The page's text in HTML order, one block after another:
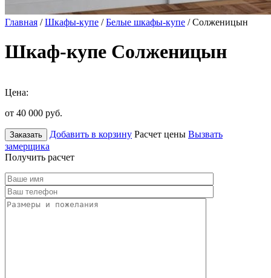
Главная /Шкафы-купе /Белые шкафы-купе / Солженицын
Шкаф-купе Солженицын
Цена:
от 40 000 руб.
Заказать Добавить в корзину Расчет цены Вызвать
замерщика
Получить расчет